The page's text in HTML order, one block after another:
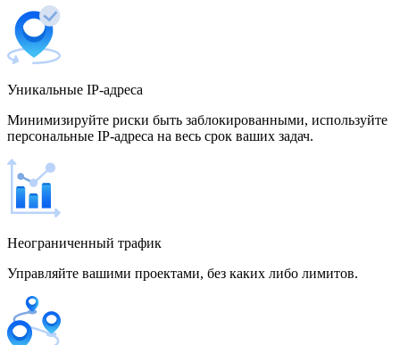
Вьетнам
Уникальные IP-адреса
Минимизируйте риски быть заблокированными, используйте
персональные IP-адреса на весь срок ваших задач.
Неограниченный трафик
Управляйте вашими проектами, без каких либо лимитов.